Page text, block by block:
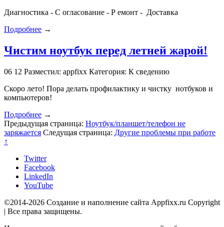
Диагностика - С огласование - Р емонт - Доставка
Подробнее →
Чистим ноутбук перед летней жарой!
06 12 Разместил: appfixx Категория: К сведению
Скоро лето! Пора делать профилактику и чистку нотбуков и
компьютеров!
Подробнее →
Предыдущая страница: Ноутбук/планшет/телефон не
заряжается Следущая страница: Другие проблемы при работе
↑
Twitter
Facebook
LinkedIn
YouTube
©2014-2026 Создание и наполнение сайта Appfixx.ru Copyright
| Все права защищены.